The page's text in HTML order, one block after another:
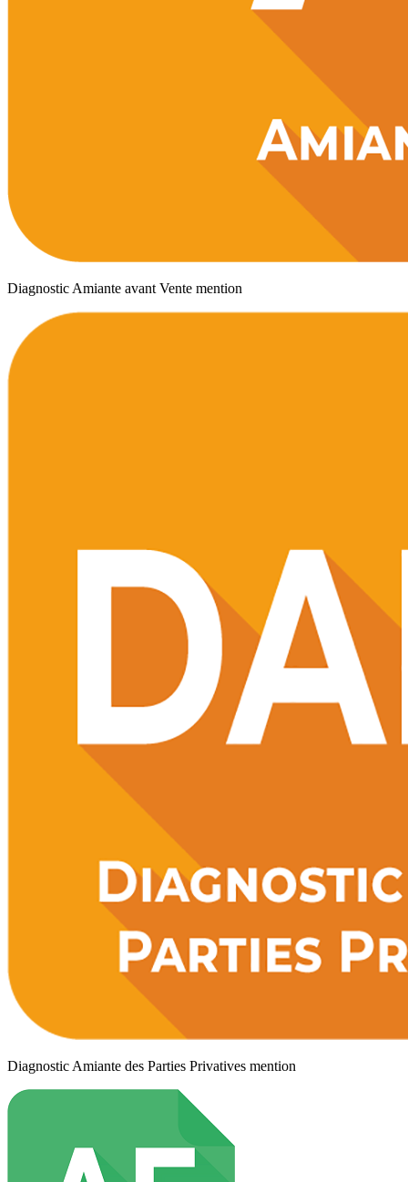
Diagnostic Amiante avant Vente mention
Diagnostic Amiante des Parties Privatives mention